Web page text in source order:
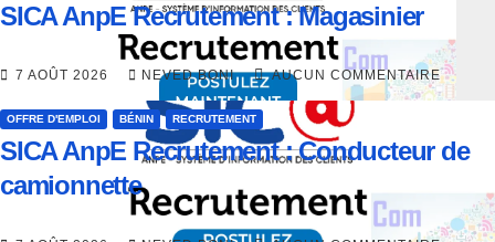
SICA AnpE Recrutement : Magasinier
7 AOÛT 2026 NEVED BONI AUCUN COMMENTAIRE
OFFRE D'EMPLOI BÉNIN RECRUTEMENT
SICA AnpE Recrutement : Conducteur de
camionnette